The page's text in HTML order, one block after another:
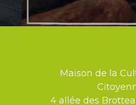
Maison de la
4 allée des